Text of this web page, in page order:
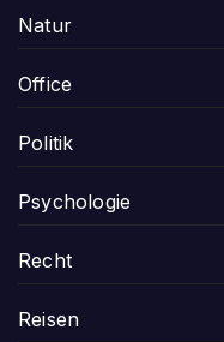
Natur
Office
Politik
Psychologie
Recht
Reisen